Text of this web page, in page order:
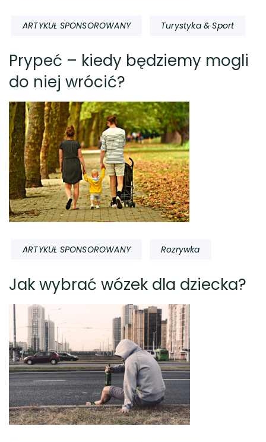
ARTYKUŁ SPONSOROWANY Turystyka & Sport
Prypeć – kiedy będziemy mogli
do niej wrócić?
ARTYKUŁ SPONSOROWANY Rozrywka
Jak wybrać wózek dla dziecka?